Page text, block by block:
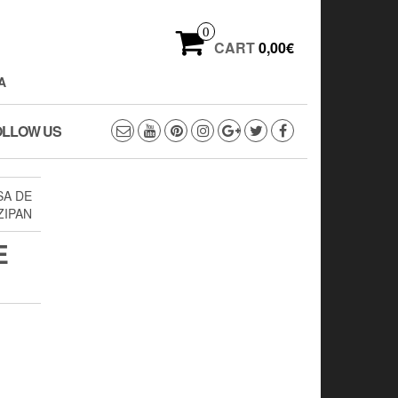
0
CART0,00€
US
DE